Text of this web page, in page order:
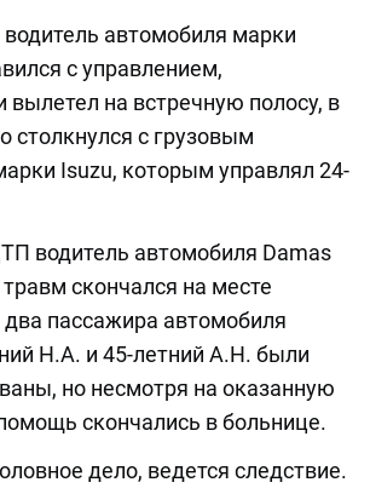
автомобиля марки
с управлением,
вылетел на встречную полосу, в
столкнулся с грузовым
Isuzu, которым управлял 24-
водитель автомобиля Damas
скончался на месте
пассажира автомобиля
Н.А. и 45-летний А.Н. были
но несмотря на оказанную
скончались в больнице.
дело, ведется следствие.